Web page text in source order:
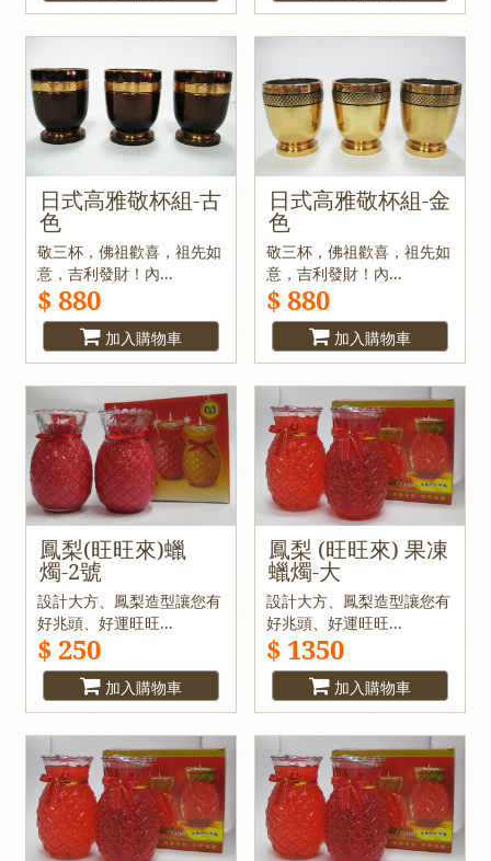
日式高雅敬杯組-古
色
敬三杯，佛祖歡喜，祖先如
意，吉利發財！內...
$ 880
加入購物車
日式高雅敬杯組-金
色
敬三杯，佛祖歡喜，祖先如
意，吉利發財！內...
$ 880
加入購物車
鳳梨(旺旺來)蠟
燭-2號
設計大方、鳳梨造型讓您有
好兆頭、好運旺旺...
$ 250
加入購物車
鳳梨 (旺旺來) 果凍
蠟燭-大
設計大方、鳳梨造型讓您有
好兆頭、好運旺旺...
$ 1350
加入購物車